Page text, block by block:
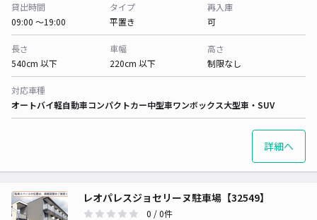
貸出時間
09:00 〜19:00
タイプ
平置き
再入庫
可
長さ
540cm 以下
車幅
220cm 以下
高さ
制限なし
対応車種
オートバイ軽自動車コンパクトカー中型車ワンボックス大型車・SUV
詳細へ
レオパレスジョセリーヌ駐車場【32549】
0 / 0件